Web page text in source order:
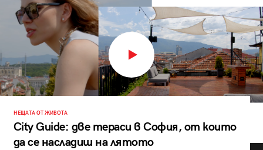
НЕЩАТА ОТ ЖИВОТА
City Guide: две тераси в София, от които
да се насладиш на лятото